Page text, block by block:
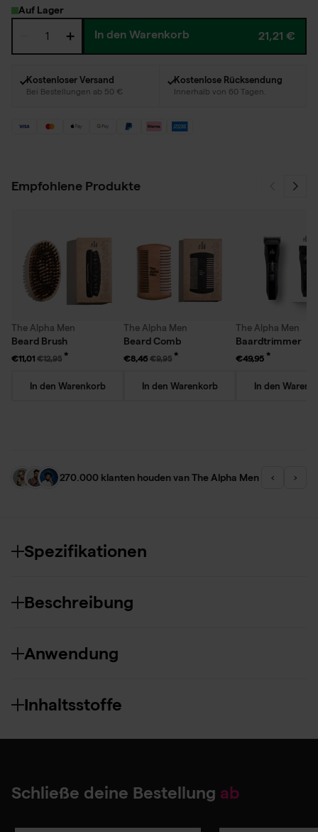
Auf Lager
In den Warenkorb 21,21 €
Kostenloser Versand
Bei Bestellungen ab 50 €
Kostenlose Rücksendung
Innerhalb von 60 Tagen.
Empfohlene Produkte
The Alpha Men
Beard Brush
€11,01 €12,95
In den Warenkorb
The Alpha Men
Beard Comb
€8,46 €9,95
In den Warenkorb
The Alpha Men
Baardtrimmer
€49,95
In den
270.000 klanten houden van The Alpha Men ‹ ›
Spezifikationen
Beschreibung
Anwendung
Inhaltsstoffe
Schließe deine Bestellung ab